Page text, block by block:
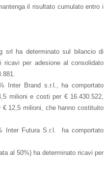
il risultato cumulato entro i
srl ha determinato sul bilancio di
ricavi per adesione al consolidato
Inter Brand s.r.l., ha comportato
milioni e costi per € 16.430.522,
12,5 milioni, che hanno costituito
Inter Futura S.r.l. ha comportato
al 50%) ha determinato ricavi per